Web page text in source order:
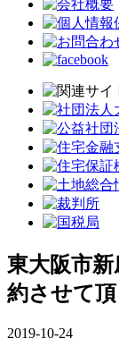
東大阪市
約させて頂
2019-10-24